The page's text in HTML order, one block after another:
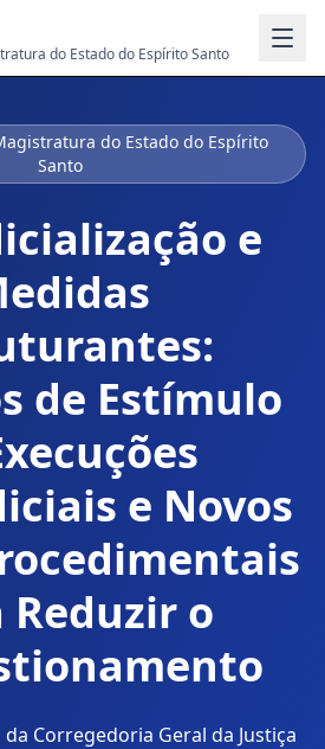
do Estado do Espírito Santo
do Estado do Espírito
Santo
e
de Estímulo
e Novos
Reduzir o
Corregedoria Geral da Justiça